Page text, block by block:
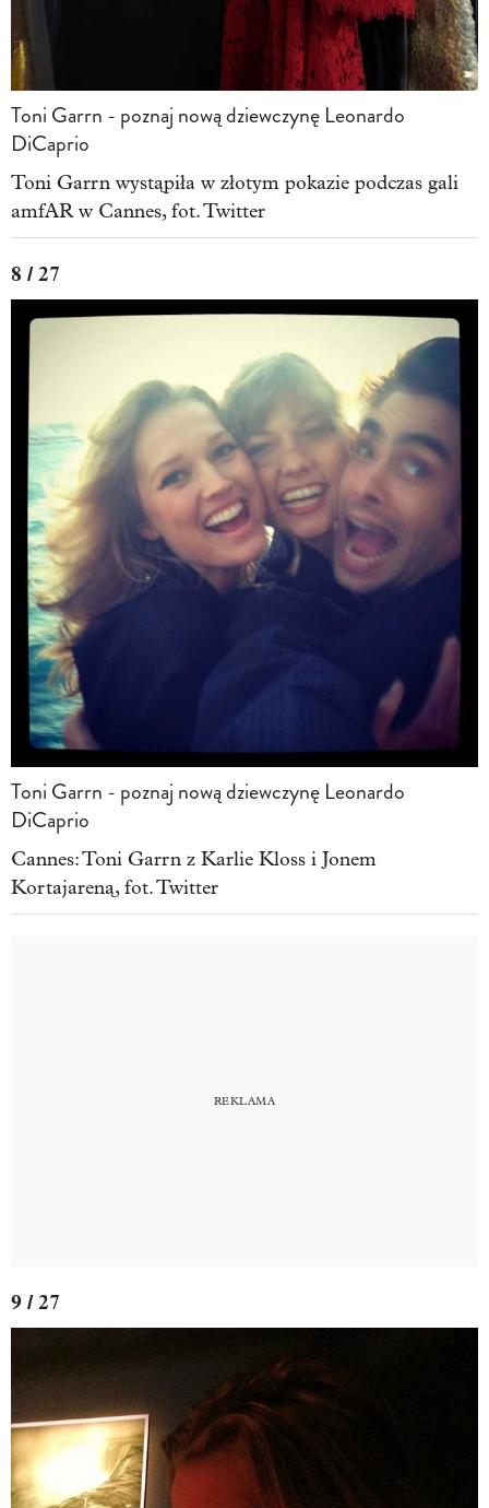
Toni Garrn - poznaj nową dziewczynę Leonardo
DiCaprio
Toni Garrn wystąpiła w złotym pokazie podczas gali
amfAR w Cannes, fot. Twitter
8 / 27
Toni Garrn - poznaj nową dziewczynę Leonardo
DiCaprio
Cannes: Toni Garrn z Karlie Kloss i Jonem
Kortajareną, fot. Twitter
9 / 27